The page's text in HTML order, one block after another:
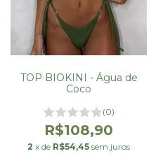
TOP BIOKINI - Água de
Coco
(0)
R$108,90
2 x de R$54,45 sem juros